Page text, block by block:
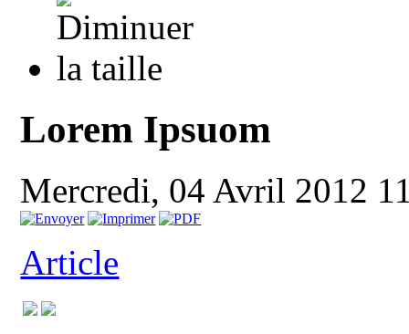
Lorem Ipsuom
Mercredi, 04 Avril 2012
Article